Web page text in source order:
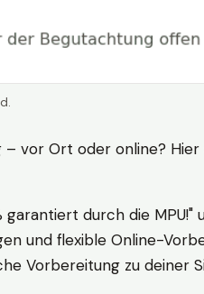
vor Ort oder online?
durch die
und flexible Online-
Vorbereitung zu deiner